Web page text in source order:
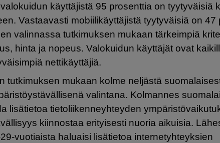
käyttäjistä 95 prosenttia on tyytyväisiä
Vastaavasti mobiilikäyttäjistä tyytyväisiä on 47
valinnassa tutkimuksen mukaan tärkeimpiä
hinta ja nopeus. Valokuidun käyttäjät ovat
nettikäyttäjiä.
tutkimuksen mukaan kolme neljästä
valintana. Kolmannes
lisätietoa tietoliikenneyhteyden
kiinnostaa erityisesti nuoria aikuisia.
vuotiaista haluaisi lisätietoa internetyhteyksien